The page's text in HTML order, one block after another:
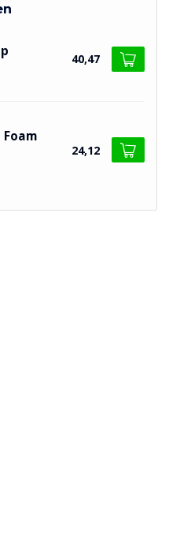
40,47
24,12